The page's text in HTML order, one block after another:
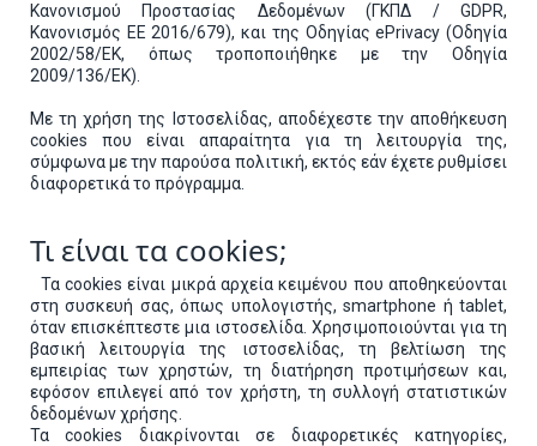
Κανονισμού Προστασίας Δεδομένων (ΓΚΠΔ / GDPR,
Κανονισμός ΕΕ 2016/679), και της Οδηγίας ePrivacy (Οδηγία
2002/58/ΕΚ, όπως τροποποιήθηκε με την Οδηγία
2009/136/EK).
Με τη χρήση της Ιστοσελίδας, αποδέχεστε την αποθήκευση
cookies που είναι απαραίτητα για τη λειτουργία της,
σύμφωνα με την παρούσα πολιτική, εκτός εάν έχετε ρυθμίσει
διαφορετικά το πρόγραμμα.
Τι είναι τα cookies;
Τα cookies είναι μικρά αρχεία κειμένου που αποθηκεύονται
στη συσκευή σας, όπως υπολογιστής, smartphone ή tablet,
όταν επισκέπτεστε μια ιστοσελίδα. Χρησιμοποιούνται για τη
βασική λειτουργία της ιστοσελίδας, τη βελτίωση της
εμπειρίας των χρηστών, τη διατήρηση προτιμήσεων και,
εφόσον επιλεγεί από τον χρήστη, τη συλλογή στατιστικών
δεδομένων χρήσης.
Τα cookies διακρίνονται σε διαφορετικές κατηγορίες,